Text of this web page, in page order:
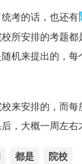
考的话，也还有
所安排的考题
机来提出的，每
来安排的，而
，大概一周左右
都是 院校